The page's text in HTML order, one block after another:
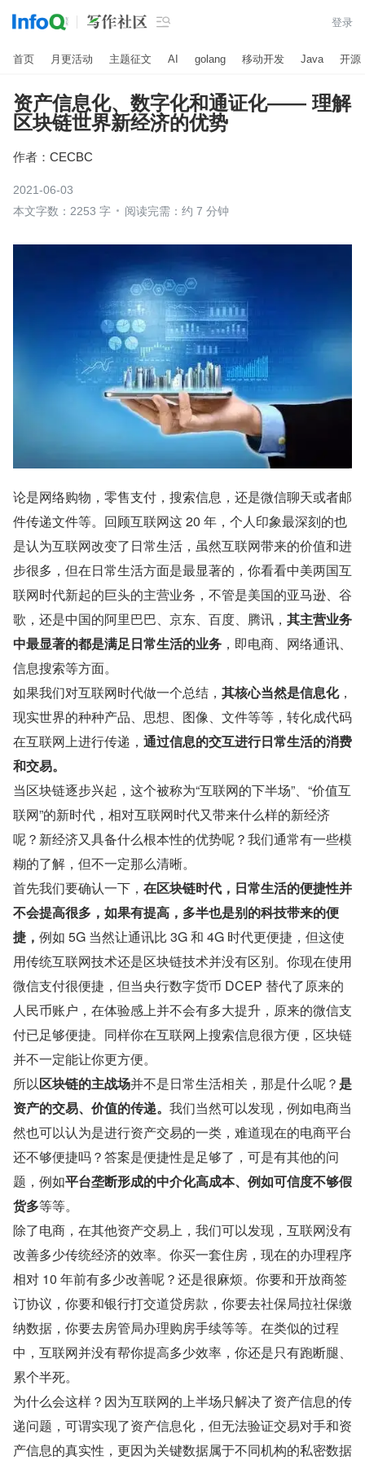
 登录
首页 月更活动 主题征文 AI golang 移动开发 Java 开源
资产信息化、数字化和通证化—— 理解
区块链世界新经济的优势
作者： CECBC
2021-06-03
本文字数：2253 字
阅读完需：约 7 分钟
论是网络购物，零售支付，搜索信息，还是微信聊天或者邮
件传递文件等。回顾互联网这 20 年，个人印象最深刻的也
是认为互联网改变了日常生活，虽然互联网带来的价值和进
步很多，但在日常生活方面是最显著的，你看看中美两国互
联网时代新起的巨头的主营业务，不管是美国的亚马逊、谷
歌，还是中国的阿里巴巴、京东、百度、腾讯， 其主营业务
中最显著的都是满足日常生活的业务 ，即电商、网络通讯、
信息搜索等方面。
如果我们对互联网时代做一个总结， 其核心当然是信息化，
现实世界的种种产品、思想、图像、文件等等，转化成代码
在互联网上进行传递， 通过信息的交互进行日常生活的消费
和交易。
当区块链逐步兴起，这个被称为“互联网的下半场”、“价值互
联网”的新时代，相对互联网时代又带来什么样的新经济
呢？新经济又具备什么根本性的优势呢？我们通常有一些模
糊的了解，但不一定那么清晰。
首先我们要确认一下， 在区块链时代，日常生活的便捷性并
不会提高很多，如果有提高，多半也是别的科技带来的便
捷， 例如 5G 当然让通讯比 3G 和 4G 时代更便捷，但这使
用传统互联网技术还是区块链技术并没有区别。你现在使用
微信支付很便捷，但当央行数字货币 DCEP 替代了原来的
人民币账户，在体验感上并不会有多大提升，原来的微信支
付已足够便捷。同样你在互联网上搜索信息很方便，区块链
并不一定能让你更方便。
所以区块链的主战场并不是日常生活相关，那是什么呢？是
资产的交易、价值的传递。 我们当然可以发现，例如电商当
然也可以认为是进行资产交易的一类，难道现在的电商平台
还不够便捷吗？答案是便捷性是足够了，可是有其他的问
题，例如平台垄断形成的中介化高成本、例如可信度不够假
货多等等。
除了电商，在其他资产交易上，我们可以发现，互联网没有
改善多少传统经济的效率。你买一套住房，现在的办理程序
相对 10 年前有多少改善呢？还是很麻烦。你要和开放商签
订协议，你要和银行打交道贷房款，你要去社保局拉社保缴
纳数据，你要去房管局办理购房手续等等。在类似的过程
中，互联网并没有帮你提高多少效率，你还是只有跑断腿、
累个半死。
为什么会这样？因为互联网的上半场只解决了资产信息的传
递问题，可谓实现了资产信息化，但无法验证交易对手和资
产信息的真实性，更因为关键数据属于不同机构的私密数据